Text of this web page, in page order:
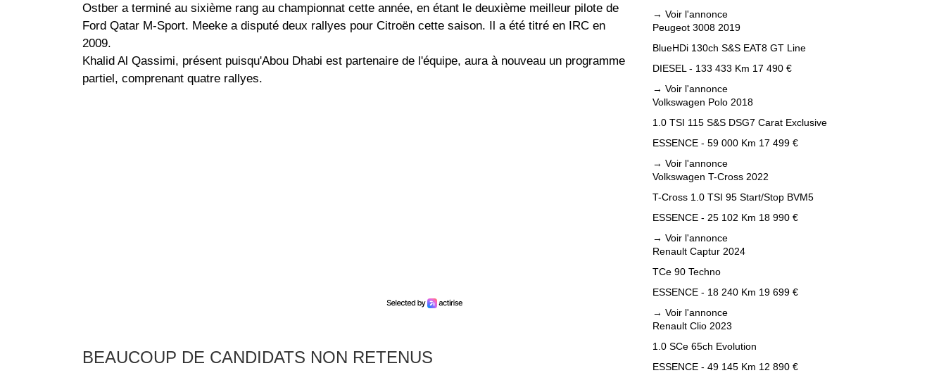
Ostber a terminé au sixième rang au championnat cette année, en étant le deuxième meilleur pilote de
Ford Qatar M-Sport. Meeke a disputé deux rallyes pour Citroën cette saison. Il a été titré en IRC en
2009.
Khalid Al Qassimi, présent puisqu'Abou Dhabi est partenaire de l'équipe, aura à nouveau un programme
partiel, comprenant quatre rallyes.
BEAUCOUP DE CANDIDATS NON RETENUS
→ Voir l'annonce
Peugeot 3008 2019
BlueHDi 130ch S&S EAT8 GT Line
DIESEL - 133 433 Km 17 490 €
→ Voir l'annonce
Volkswagen Polo 2018
1.0 TSI 115 S&S DSG7 Carat Exclusive
ESSENCE - 59 000 Km 17 499 €
→ Voir l'annonce
Volkswagen T-Cross 2022
T-Cross 1.0 TSI 95 Start/Stop BVM5
ESSENCE - 25 102 Km 18 990 €
→ Voir l'annonce
Renault Captur 2024
TCe 90 Techno
ESSENCE - 18 240 Km 19 699 €
→ Voir l'annonce
Renault Clio 2023
1.0 SCe 65ch Evolution
ESSENCE - 49 145 Km 12 890 €